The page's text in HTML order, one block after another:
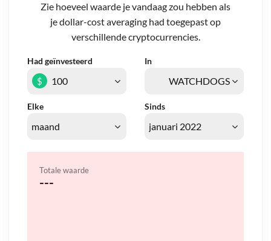
Zie hoeveel waarde je vandaag zou hebben als
je dollar-cost averaging had toegepast op
verschillende cryptocurrencies.
Had geïnvesteerd In
Elke Sinds
$
Totale waarde
---